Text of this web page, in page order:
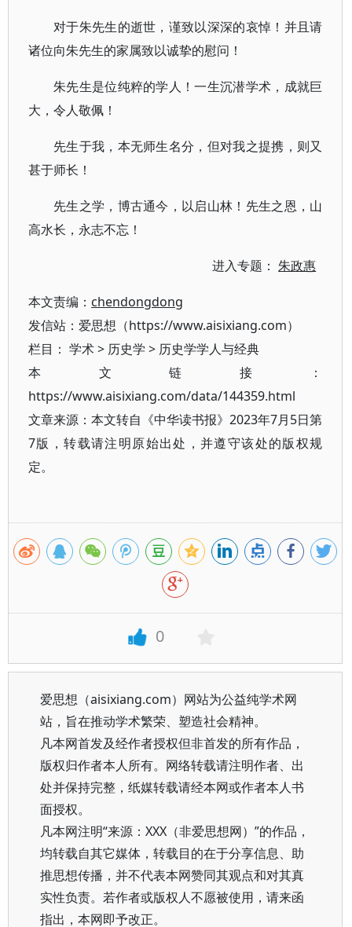
对于朱先生的逝世，谨致以深深的哀悼！并且请
诸位向朱先生的家属致以诚挚的慰问！
朱先生是位纯粹的学人！一生沉潜学术，成就巨
大，令人敬佩！
先生于我，本无师生名分，但对我之提携，则又
甚于师长！
先生之学，博古通今，以启山林！先生之恩，山
高水长，永志不忘！
进入专题：朱政惠
本文责编： chendongdong
发信站：爱思想（https://www.aisixiang.com）
栏目： 学术> 历史学 > 历史学学人与经典
本文链接：
https://www.aisixiang.com/data/144359.html
文章来源：本文转自《中华读书报》2023年7月5日第
7版，转载请注明原始出处，并遵守该处的版权规
定。
0
爱思想（aisixiang.com）网站为公益纯学术网
站，旨在推动学术繁荣、塑造社会精神。
凡本网首发及经作者授权但非首发的所有作品，
版权归作者本人所有。网络转载请注明作者、出
处并保持完整，纸媒转载请经本网或作者本人书
面授权。
凡本网注明“来源：XXX（非爱思想网）”的作品，
均转载自其它媒体，转载目的在于分享信息、助
推思想传播，并不代表本网赞同其观点和对其真
实性负责。若作者或版权人不愿被使用，请来函
指出，本网即予改正。